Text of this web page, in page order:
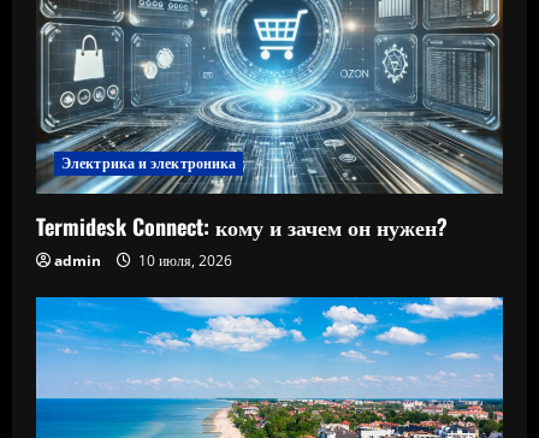
Электрика и электроника
Termidesk Connect: кому и зачем он нужен?
admin 10 июля, 2026